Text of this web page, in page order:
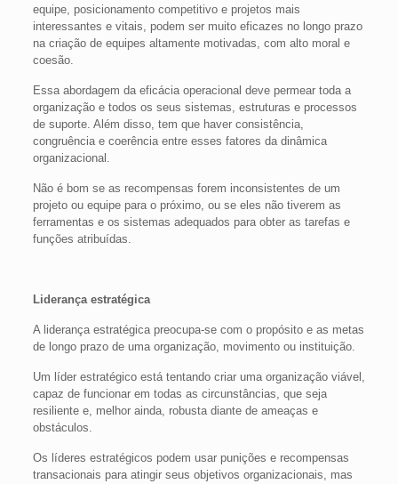
equipe, posicionamento competitivo e projetos mais
interessantes e vitais, podem ser muito eficazes no longo prazo
na criação de equipes altamente motivadas, com alto moral e
coesão.
Essa abordagem da eficácia operacional deve permear toda a
organização e todos os seus sistemas, estruturas e processos
de suporte. Além disso, tem que haver consistência,
congruência e coerência entre esses fatores da dinâmica
organizacional.
Não é bom se as recompensas forem inconsistentes de um
projeto ou equipe para o próximo, ou se eles não tiverem as
ferramentas e os sistemas adequados para obter as tarefas e
funções atribuídas.
Liderança estratégica
A liderança estratégica preocupa-se com o propósito e as metas
de longo prazo de uma organização, movimento ou instituição.
Um líder estratégico está tentando criar uma organização viável,
capaz de funcionar em todas as circunstâncias, que seja
resiliente e, melhor ainda, robusta diante de ameaças e
obstáculos.
Os líderes estratégicos podem usar punições e recompensas
transacionais para atingir seus objetivos organizacionais, mas